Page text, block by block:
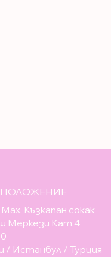
Къзкапан сокак
Меркези Кат:4
/ Истанбул / Турция